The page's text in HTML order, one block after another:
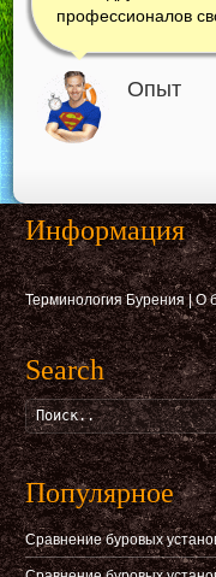
профессионалов
Опыт
Информация
Терминология Бурения|О
Search
Популярное
Сравнение буровых